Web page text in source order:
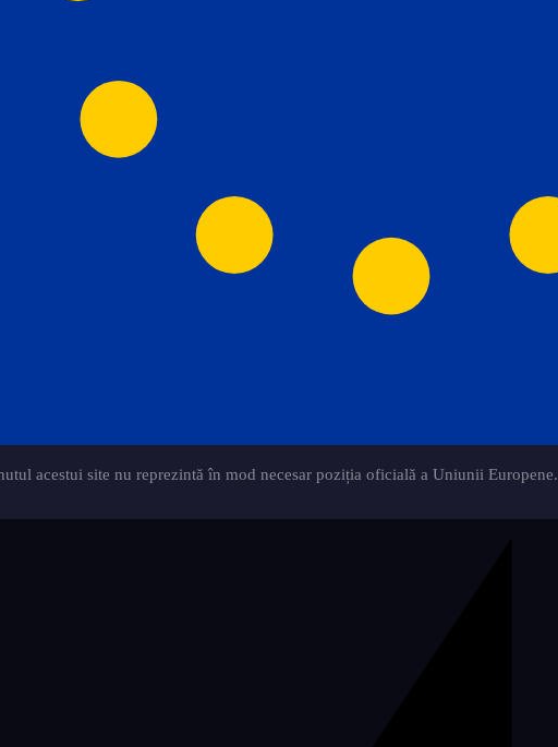
acestui site nu reprezintă în mod necesar poziția oficială a Uniunii Europene.